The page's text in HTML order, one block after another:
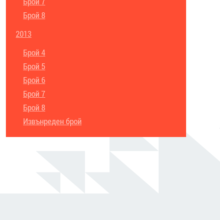
Брой 8
2013
Брой 4
Брой 5
Брой 6
Брой 7
Брой 8
Извънреден брой